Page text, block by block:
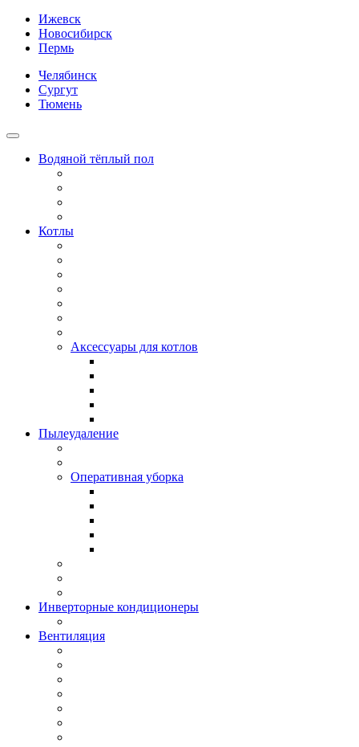
Ижевск
Новосибирск
Пермь
Челябинск
Сургут
Тюмень
Водяной тёплый пол
Котлы
Аксессуары для котлов
Пылеудаление
Оперативная уборка
Инверторные кондиционеры
Вентиляция